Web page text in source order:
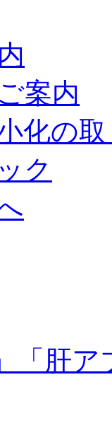
案内
化の
ク
「肝